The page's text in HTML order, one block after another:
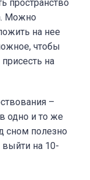
пространство
Можно
на нее
чтобы
на
–
одно и то же
сном полезно
на 10-